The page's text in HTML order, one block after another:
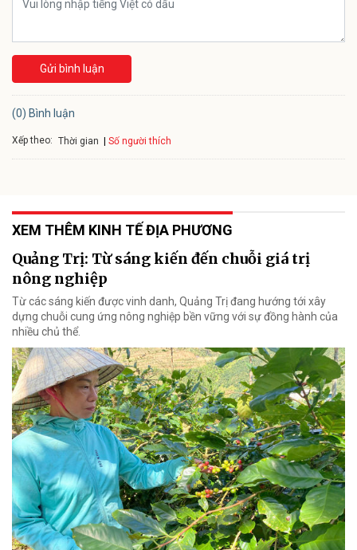
Gửi bình luận
(0) Bình luận
Xếp theo: Thời gian Số người thích
XEM THÊM KINH TẾ ĐỊA PHƯƠNG
Quảng Trị: Từ sáng kiến đến chuỗi giá trị
nông nghiệp
Từ các sáng kiến được vinh danh, Quảng Trị đang hướng tới xây
dựng chuỗi cung ứng nông nghiệp bền vững với sự đồng hành của
nhiều chủ thể.